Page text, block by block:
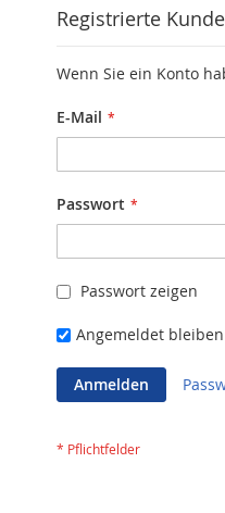
Registrierte
Wenn Sie ein Konto
E-Mail
Passwort
Passwort zeigen
Angemeldet bleiben
Anmelden